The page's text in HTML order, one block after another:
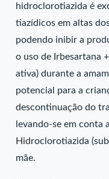
hidroclorotiazida é
tiazídicos em altas
podendo inibir a
o uso de Irbesartana
ativa) durante a
potencial para a
descontinuação do
levando-se em conta
Hidroclorotiazida
mãe.